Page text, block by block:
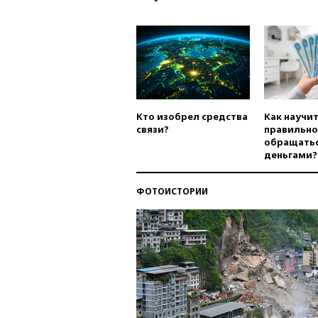
Кто изобрел средства
связи?
Как
правильно
деньгами?
ФОТОИСТОРИИ